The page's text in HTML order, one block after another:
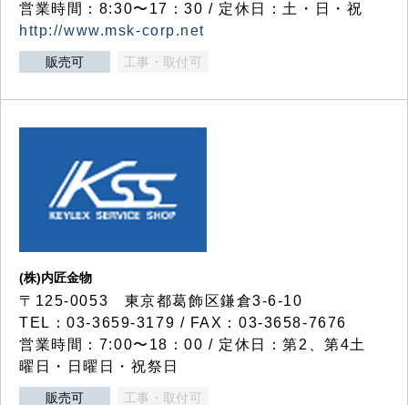
営業時間：8:30〜17：30 / 定休日：土・日・祝
http://www.msk-corp.net
販売可 工事・取付可
(株)内匠金物
〒125-0053 東京都葛飾区鎌倉3-6-10
TEL：03-3659-3179 / FAX：03-3658-7676
営業時間：7:00〜18：00 / 定休日：第2、第4土
曜日・日曜日・祝祭日
販売可 工事・取付可